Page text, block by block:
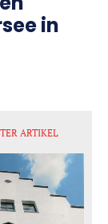
in
ARTIKEL